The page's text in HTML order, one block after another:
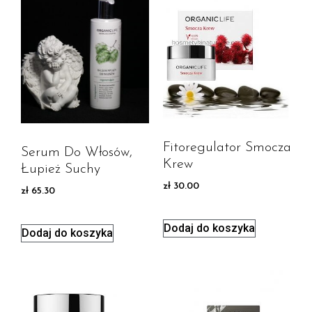
Serum Do Włosów,
Łupież Suchy
zł 65.30
Dodaj do koszyka
Fitoregulator Smocza
Krew
zł 30.00
Dodaj do koszyka